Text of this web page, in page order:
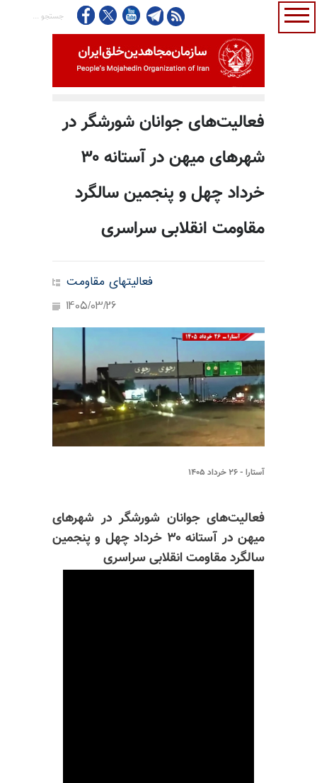
فعالیت‌های جوانان شورشگر در
شهرهای میهن در آستانه ۳۰
خرداد چهل و پنجمین سالگرد
مقاومت انقلابی سراسری
فعالیتهای مقاومت
1405/03/26
آستارا - ۲۶ خرداد ۱۴۰۵
فعالیت‌های جوانان شورشگر در شهرهای
میهن در آستانه ۳۰ خرداد چهل و پنجمین
سالگرد مقاومت انقلابی سراسری